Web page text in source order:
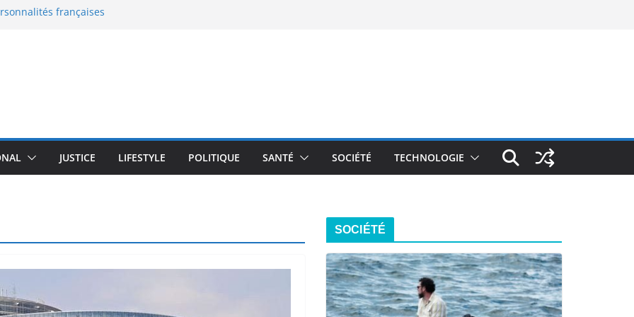
françaises
la nouvelle bataille de
l’enceinte active qui
de 100 000 $
JUSTICE LIFESTYLE POLITIQUE SANTÉ SOCIÉTÉ TECHNOLOGIE
SOCIÉTÉ